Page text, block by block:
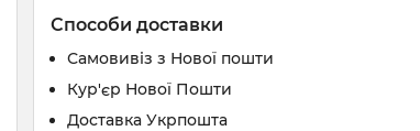
Способи доставки
Самовивіз з Нової пошти
Кур'єр Нової Пошти
Доставка Укрпошта